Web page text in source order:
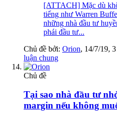
[ATTACH] Mặc dù
tiếng như Warren
những nhà đầu tư
phái đầu tư...
Chủ đề bởi: Orion, 14/7/19,
luận chung
Chủ đề
Tại sao nhà đầu tư
margin nếu không